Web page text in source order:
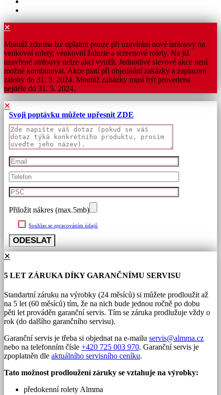
✕
Montáž zdarma lze uplatnit pouze při uzavírání nové smlouvy na
venkovní rolety, venkovní žaluzie a screenové rolety. Na již
uzavřené smlouvy nelze akci využít. Jednotlivé slevové akce není
možné kombinovat. Akce platí při objednání zakázky a zaplacení
zálohy do 31. 3. 2024. Montáž zakázky musí být provedena
nejdéle do 31. 5. 2024.
✕
Svoji poptávku můžete upřesnit ZDE
Přiložit nákres (max.5mb)
Souhlas se zpracováním údajů
✕
5 LET ZÁRUKA DÍKY GARANČNÍMU SERVISU
Standartní záruku na výrobky (24 měsíců) si můžete prodloužit až
na 5 let (60 měsíců) tím, že na nich bude jednou ročně po dobu
pěti let prováděn garanční servis. Tím se záruka prodlužuje vždy o
rok (do dalšího garančního servisu).
Garanční servis je třeba si objednat na e-mailu servis@almma.cz
nebo na telefonním čísle +420 725 003 970. Garanční servis je
zpoplatněn dle aktuálního servisního ceníku.
Tato možnost prodloužení záruky se vztahuje na výrobky:
předokenní rolety Almma